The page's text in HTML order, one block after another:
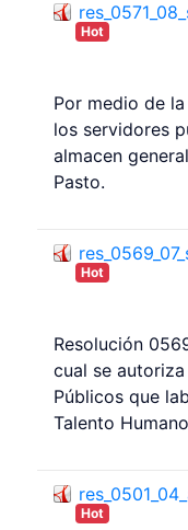
Hot
Por medio de
los servidores
almacen
Pasto.
Hot
Resolución
cual se
Públicos que
Talento
Hot